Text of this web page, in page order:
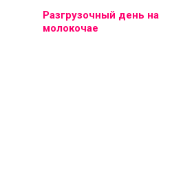
Разгрузочный день на
молокочае